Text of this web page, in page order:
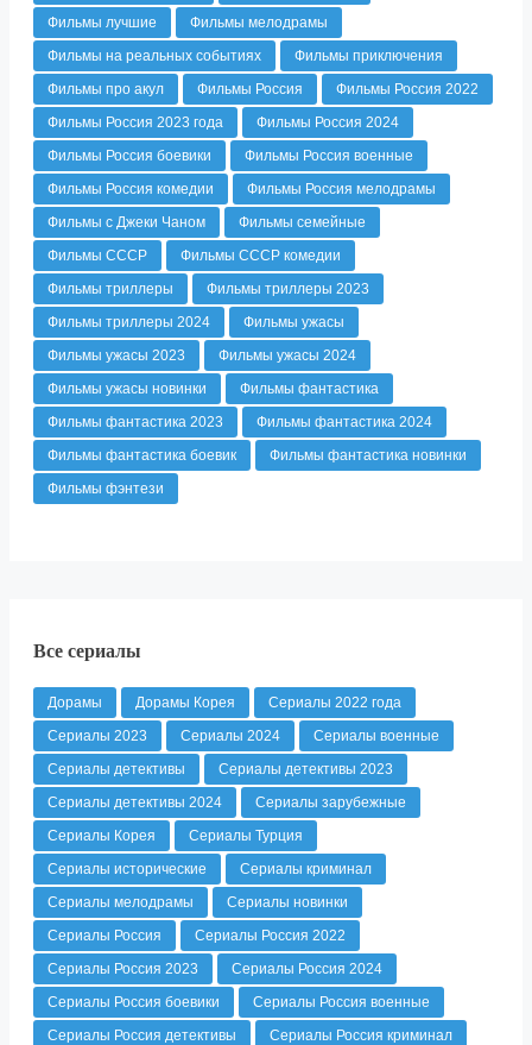
Фильмы лучшие
Фильмы мелодрамы
Фильмы на реальных событиях
Фильмы приключения
Фильмы про акул
Фильмы Россия
Фильмы Россия 2022
Фильмы Россия 2023 года
Фильмы Россия 2024
Фильмы Россия боевики
Фильмы Россия военные
Фильмы Россия комедии
Фильмы Россия мелодрамы
Фильмы с Джеки Чаном
Фильмы семейные
Фильмы СССР
Фильмы СССР комедии
Фильмы триллеры
Фильмы триллеры 2023
Фильмы триллеры 2024
Фильмы ужасы
Фильмы ужасы 2023
Фильмы ужасы 2024
Фильмы ужасы новинки
Фильмы фантастика
Фильмы фантастика 2023
Фильмы фантастика 2024
Фильмы фантастика боевик
Фильмы фантастика новинки
Фильмы фэнтези
Все сериалы
Дорамы Дорамы Корея
Сериалы 2022 года
Сериалы 2023
Сериалы 2024
Сериалы военные
Сериалы детективы
Сериалы детективы 2023
Сериалы детективы 2024
Сериалы зарубежные
Сериалы Корея
Сериалы Турция
Сериалы исторические
Сериалы криминал
Сериалы мелодрамы
Сериалы новинки
Сериалы Россия
Сериалы Россия 2022
Сериалы Россия 2023
Сериалы Россия 2024
Сериалы Россия боевики
Сериалы Россия военные
Сериалы Россия детективы
Сериалы Россия криминал